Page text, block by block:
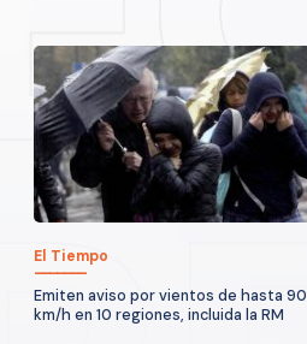
El Tiempo
Emiten aviso por vientos de hasta 90
km/h en 10 regiones, incluida la RM